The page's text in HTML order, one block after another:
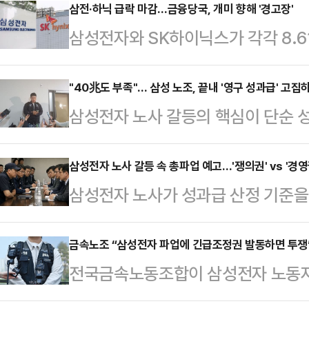
사와 주주, 국가 발전을 함께 고려
날 열리는 현대차그룹 양재사옥 로
홀'에 앞서 현대차그룹 양재사옥에
갈등과 관련한 대응 방향을 묻는 질
회사가 발전할 수 있고 주주들도 중
러 가지를 고려해서 판…
삼전·하닉 급락 마감…금융당국, 개미 향해 '경고장'
삼성전자와 SK하이닉스가 각각
국이 조만간 출시될 단일종목 레버
하고 나섰다.금융위원회와 금융감
품(ETF·ETN) 도입에 따른 투자자
자·SK하이닉스 관련 단일종목 레
장이 펼쳐지자 경각심 제고 차원에
"투자자는 일반 ETF·ETN과 달리
유의해 손실 감내 한…
"40兆도 부족"… 삼성 노조, 끝내 '영구 성과급' 고집
삼성전자 노사 갈등의 핵심이 단순
조'로 옮겨가고 있다. 중앙노동위
실상 40조원에 달하는 특별보상 가
노조는 "제도화 없이는 의미 없다"
따르면 삼성전자 사측은 이날 노조
회사 측은 "중노위 사후조정 과정
대화를 요청했다. 앞서 중노위도
를 공식 요…
삼성전자 노사 갈등 속 총파업 예고…'쟁의권' vs '경
삼성전자 노사가 성과급 산정 기준
성을 둘러싼 법리적 공방이 수면 위
행동권을 앞세워 실력 행사를 예고
과급 제도를 이유로 한 파업이 국가
헌법상 기본권인 쟁의권 행사가 경
금속노조 “삼성전자 파업에 긴급조정권 발동하면 투
전국금속노동조합이 삼성전자 노
발동할 경우 투쟁에 나서겠다고 경